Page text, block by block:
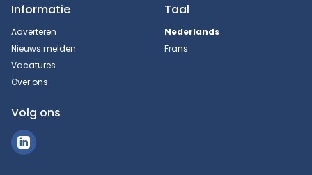
Informatie
Adverteren
Nieuws melden
Vacatures
Over ons
Taal
Nederlands
Frans
Volg ons